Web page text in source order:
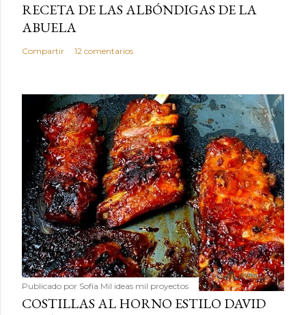
RECETA DE LAS ALBÓNDIGAS DE LA
ABUELA
Compartir 12 comentarios
Publicado por Sofía Mil ideas mil proyectos
COSTILLAS AL HORNO ESTILO DAVID